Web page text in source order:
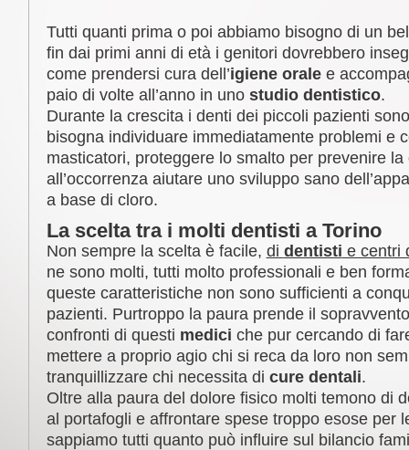
Tutti quanti prima o poi abbiamo bisogno di un
fin dai primi anni di età i genitori dovrebbero
come prendersi cura dell’igiene orale e
paio di volte all’anno in uno studio dentistico.
Durante la crescita i denti dei piccoli pazienti
bisogna individuare immediatamente problemi e
masticatori, proteggere lo smalto per prevenire la
all’occorrenza aiutare uno sviluppo sano
a base di cloro.
La scelta tra i molti dentisti a Torino
Non sempre la scelta è facile, di dentisti e centri
ne sono molti, tutti molto professionali e ben
queste caratteristiche non sono sufficienti a
pazienti. Purtroppo la paura prende il
confronti di questi medici che pur cercando di
mettere a proprio agio chi si reca da loro non
tranquillizzare chi necessita di cure dentali.
Oltre alla paura del dolore fisico molti temono di
al portafogli e affrontare spese troppo esose per
sappiamo tutti quanto può influire sul bilancio